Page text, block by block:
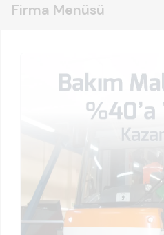
Firma Menüsü